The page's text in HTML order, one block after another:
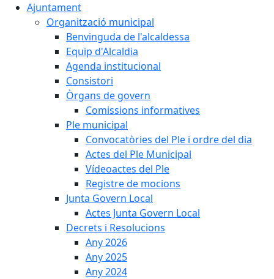
Ajuntament
Organització municipal
Benvinguda de l'alcaldessa
Equip d'Alcaldia
Agenda institucional
Consistori
Òrgans de govern
Comissions informatives
Ple municipal
Convocatòries del Ple i ordre del dia
Actes del Ple Municipal
Vídeoactes del Ple
Registre de mocions
Junta Govern Local
Actes Junta Govern Local
Decrets i Resolucions
Any 2026
Any 2025
Any 2024